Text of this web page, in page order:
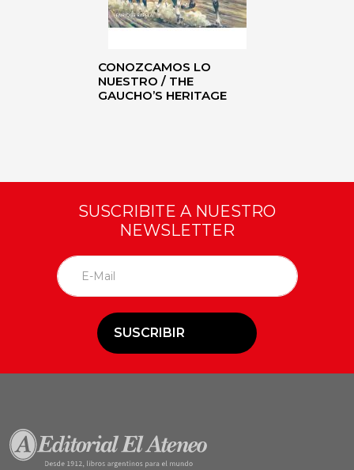
CONOZCAMOS LO
NUESTRO / THE
GAUCHO’S HERITAGE
SUSCRIBITE A NUESTRO
NEWSLETTER
SUSCRIBIR